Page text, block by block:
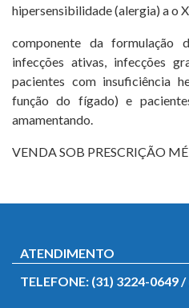
hipersensibilidade (alergia) a o
componente da formulação
infecções ativas, infecções
pacientes com insuficiência
função do fígado) e
amamentando.
VENDA SOB PRESCRIÇÃO
ATENDIMENTO
TELEFONE: (31) 3224-0649